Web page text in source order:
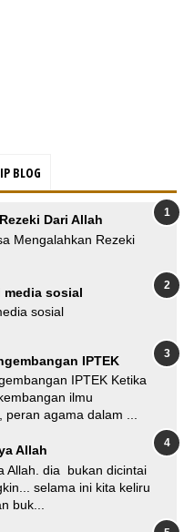
BLOG
Dari Allah
Mengalahkan Rezeki
sosial
sosial
IPTEK
IPTEK Ketika
ilmu
peran agama dalam ...
Allah
Allah. dia bukan dicintai
selama ini kita keliru
buk...